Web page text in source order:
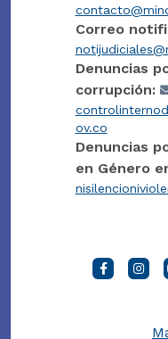
Correo
Denuncias
corrupción:
ov.co
Denuncias
en Género